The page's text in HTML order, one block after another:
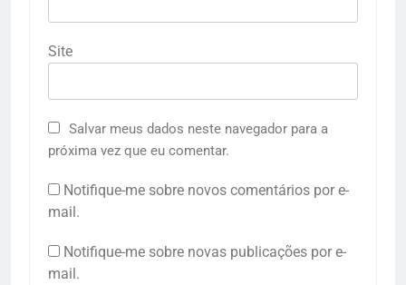
Site
Salvar meus dados neste navegador para a
próxima vez que eu comentar.
Notifique-me sobre novos comentários por e-
mail.
Notifique-me sobre novas publicações por e-
mail.